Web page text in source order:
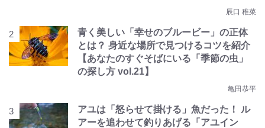
辰口 稚菜
青く美しい「幸せのブルービー」の正体
とは？ 身近な場所で見つけるコツを紹介
【あなたのすぐそばにいる「季節の虫」
の探し方 vol.21】
亀田恭平
アユは「怒らせて掛ける」魚だった！ ル
アーを追わせて釣りあげる「アユイン